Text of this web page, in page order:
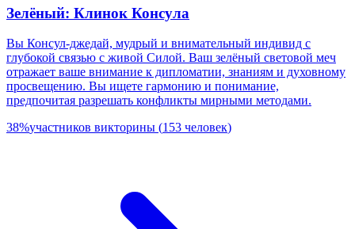
Зелёный: Клинок Консула
Вы Консул-джедай, мудрый и внимательный индивид с
глубокой связью с живой Силой. Ваш зелёный световой меч
отражает ваше внимание к дипломатии, знаниям и духовному
просвещению. Вы ищете гармонию и понимание,
предпочитая разрешать конфликты мирными методами.
38%участников викторины (153 человек)